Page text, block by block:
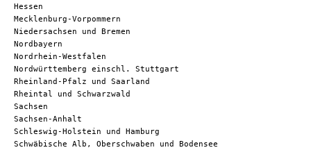
Hessen
Mecklenburg-Vorpommern
Niedersachsen und Bremen
Nordbayern
Nordrhein-Westfalen
Nordwürttemberg einschl. Stuttgart
Rheinland-Pfalz und Saarland
Rheintal und Schwarzwald
Sachsen
Sachsen-Anhalt
Schleswig-Holstein und Hamburg
Schwäbische Alb, Oberschwaben und Bodensee